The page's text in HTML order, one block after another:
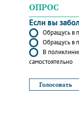
ОПРОС
Если вы
Обращусь в
Обращусь в
В
самостоятельно